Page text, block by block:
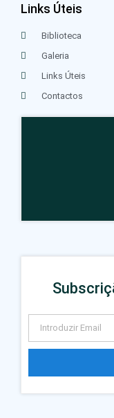
Links Úteis
Biblioteca
Galeria
Links Úteis
Contactos